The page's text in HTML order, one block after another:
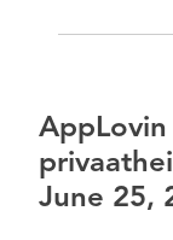
AppLovin
June 25,